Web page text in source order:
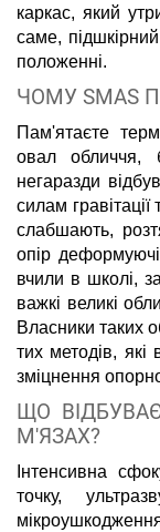
каркас, який
саме,
положенні.
ЧОМУ SMAS
Пам'ятаєте
овал обличчя,
негаразди
силам
слабшають,
опір
вчили в школі,
важкі великі
Власники таких
тих методів,
зміцнення
ЩО
М'ЯЗАХ?
Інтенсивна
точку,